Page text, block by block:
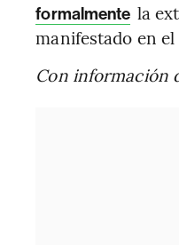
formalmente la
manifestado en
Con información